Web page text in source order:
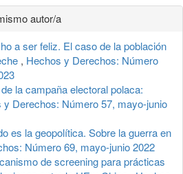
autor/a
a ser feliz. El caso de la población
, Hechos y Derechos: Número
la campaña electoral polaca:
y Derechos: Número 57, mayo-junio
es la geopolítica. Sobre la guerra en
Número 69, mayo-junio 2022
de screening para prácticas